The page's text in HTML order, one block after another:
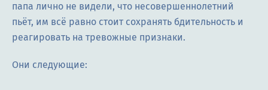
папа лично не видели, что несовершеннолетний
пьёт, им всё равно стоит сохранять бдительность и
реагировать на тревожные признаки.
Они следующие: